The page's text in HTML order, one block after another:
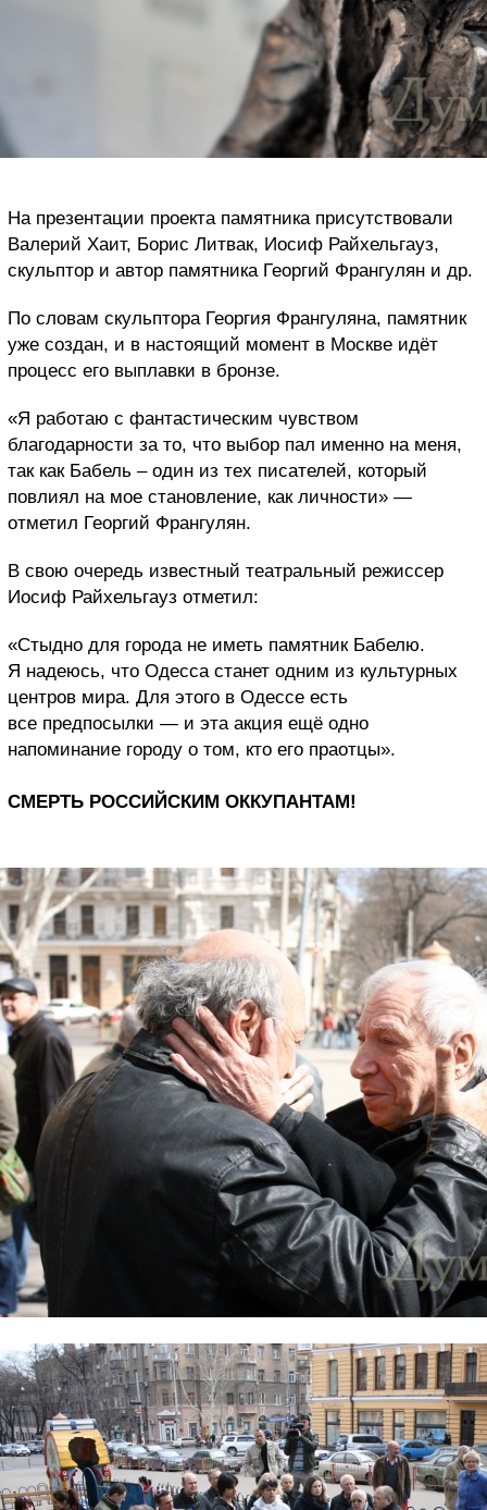
На презентации проекта памятника присутствовали
Валерий Хаит, Борис Литвак, Иосиф Райхельгауз,
скульптор и автор памятника Георгий Франгулян и др.
По словам скульптора Георгия Франгуляна, памятник
уже создан, и в настоящий момент в Москве идёт
процесс его выплавки в бронзе.
«Я работаю с фантастическим чувством
благодарности за то, что выбор пал именно на меня,
так как Бабель – один из тех писателей, который
повлиял на мое становление, как личности» —
отметил Георгий Франгулян.
В свою очередь известный театральный режиссер
Иосиф Райхельгауз отметил:
«Стыдно для города не иметь памятник Бабелю.
Я надеюсь, что Одесса станет одним из культурных
центров мира. Для этого в Одессе есть
все предпосылки — и эта акция ещё одно
напоминание городу о том, кто его праотцы».
СМЕРТЬ РОССИЙСКИМ ОККУПАНТАМ!